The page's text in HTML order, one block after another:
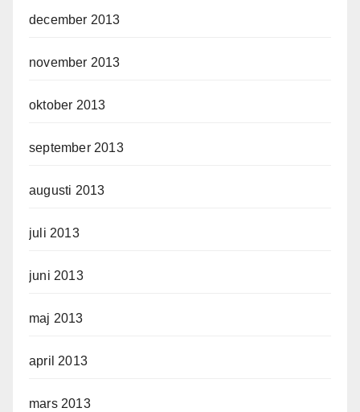
december 2013
november 2013
oktober 2013
september 2013
augusti 2013
juli 2013
juni 2013
maj 2013
april 2013
mars 2013